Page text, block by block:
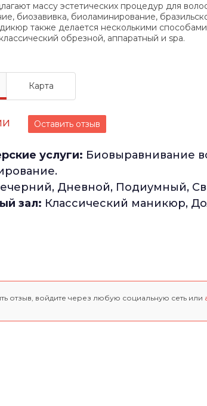
массу эстетических процедур для
биозавивка, биоламинирование,
также делается несколькими способами
обрезной, аппаратный и spa.
Карта
Оставить отзыв
услуги: Биовыравнивание
Дневной, Подиумный,
зал: Классический маникюр,
отзыв, войдите через любую социальную сеть или